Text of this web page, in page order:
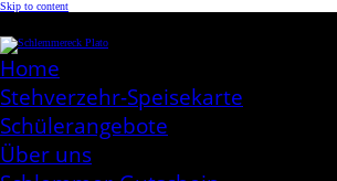
Skip to content
Home
Stehverzehr-Speisekarte
Schülerangebote
Über uns